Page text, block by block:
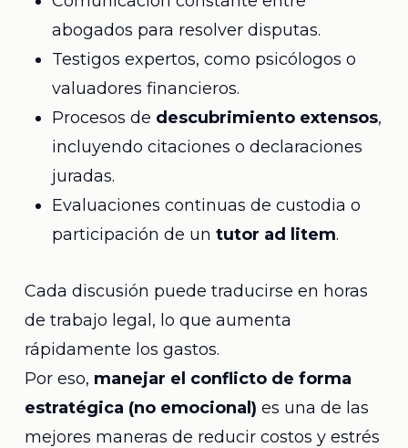
abogados para resolver disputas.
Testigos expertos, como psicólogos o
valuadores financieros.
Procesos de descubrimiento extensos,
incluyendo citaciones o declaraciones
juradas.
Evaluaciones continuas de custodia o
participación de un tutor ad litem.
Cada discusión puede traducirse en horas
de trabajo legal, lo que aumenta
rápidamente los gastos.
Por eso, manejar el conflicto de forma
estratégica (no emocional) es una de las
mejores maneras de reducir costos y estrés